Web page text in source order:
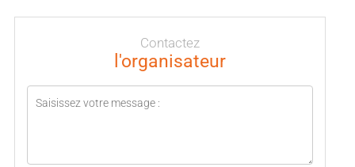
Contactez
l'organisateur